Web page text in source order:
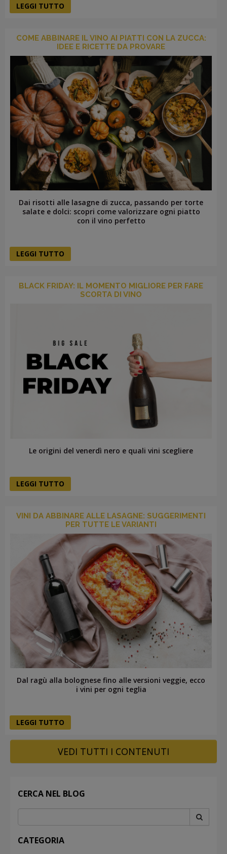
LEGGI TUTTO
COME ABBINARE IL VINO AI PIATTI CON LA ZUCCA:
IDEE E RICETTE DA PROVARE
Dai risotti alle lasagne di zucca, passando per torte
salate e dolci: scopri come valorizzare ogni piatto
con il vino perfetto
LEGGI TUTTO
BLACK FRIDAY: IL MOMENTO MIGLIORE PER FARE
SCORTA DI VINO
Le origini del venerdì nero e quali vini scegliere
LEGGI TUTTO
VINI DA ABBINARE ALLE LASAGNE: SUGGERIMENTI
PER TUTTE LE VARIANTI
Dal ragù alla bolognese fino alle versioni veggie, ecco
i vini per ogni teglia
LEGGI TUTTO
VEDI TUTTI I CONTENUTI
CERCA NEL BLOG
CATEGORIA